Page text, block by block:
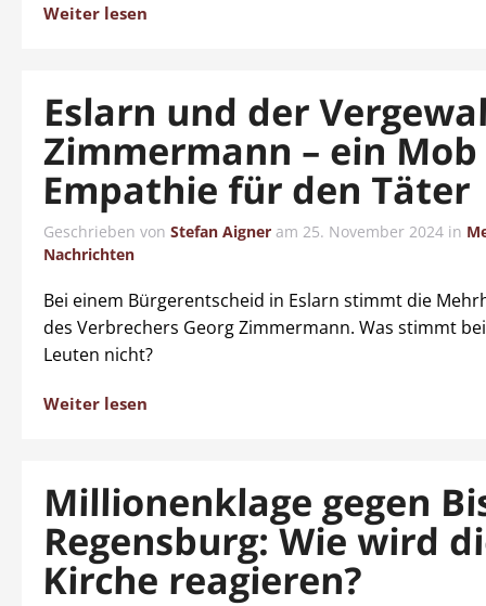
Weiter lesen
Eslarn und der
Zimmermann – ein
Empathie für den Täter
Geschrieben von Stefan Aigner am 25. November 2024 in
Nachrichten
Bei einem Bürgerentscheid in Eslarn stimmt die
des Verbrechers Georg Zimmermann. Was stimmt
Leuten nicht?
Weiter lesen
Millionenklage gegen
Regensburg: Wie wird
Kirche reagieren?